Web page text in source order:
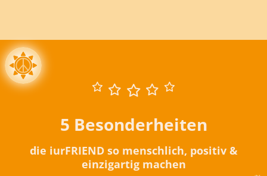
5 Besonderheiten
die iurFRIEND so menschlich, positiv &
einzigartig machen